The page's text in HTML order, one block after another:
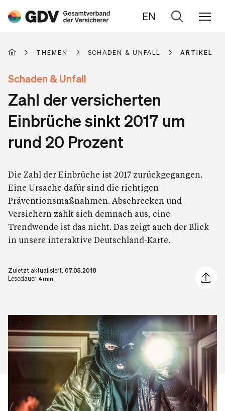
EN
Zur
THEMEN SCHADEN & UNFALL ARTIKEL
Schaden & Unfall
Zahl der versicherten
Einbrüche sinkt 2017 um
rund 20 Prozent
Die Zahl der Einbrüche ist 2017 zurückgegangen.
Eine Ursache dafür sind die richtigen
Präventionsmaßnahmen. Abschrecken und
Versichern zahlt sich demnach aus, eine
Trendwende ist das nicht. Das zeigt auch der Blick
in unsere interaktive Deutschland-Karte.
Zuletzt aktualisiert: 07.05.2018
Lesedauer 4min.
Artikel